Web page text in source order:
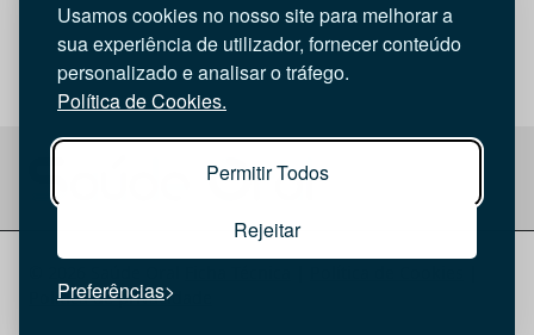
Usamos cookies no nosso site para melhorar a
sua experiência de utilizador, fornecer conteúdo
personalizado e analisar o tráfego.
Política de Cookies.
Permitir Todos
Rejeitar
Preferências
Entrevista
Política de privacidade